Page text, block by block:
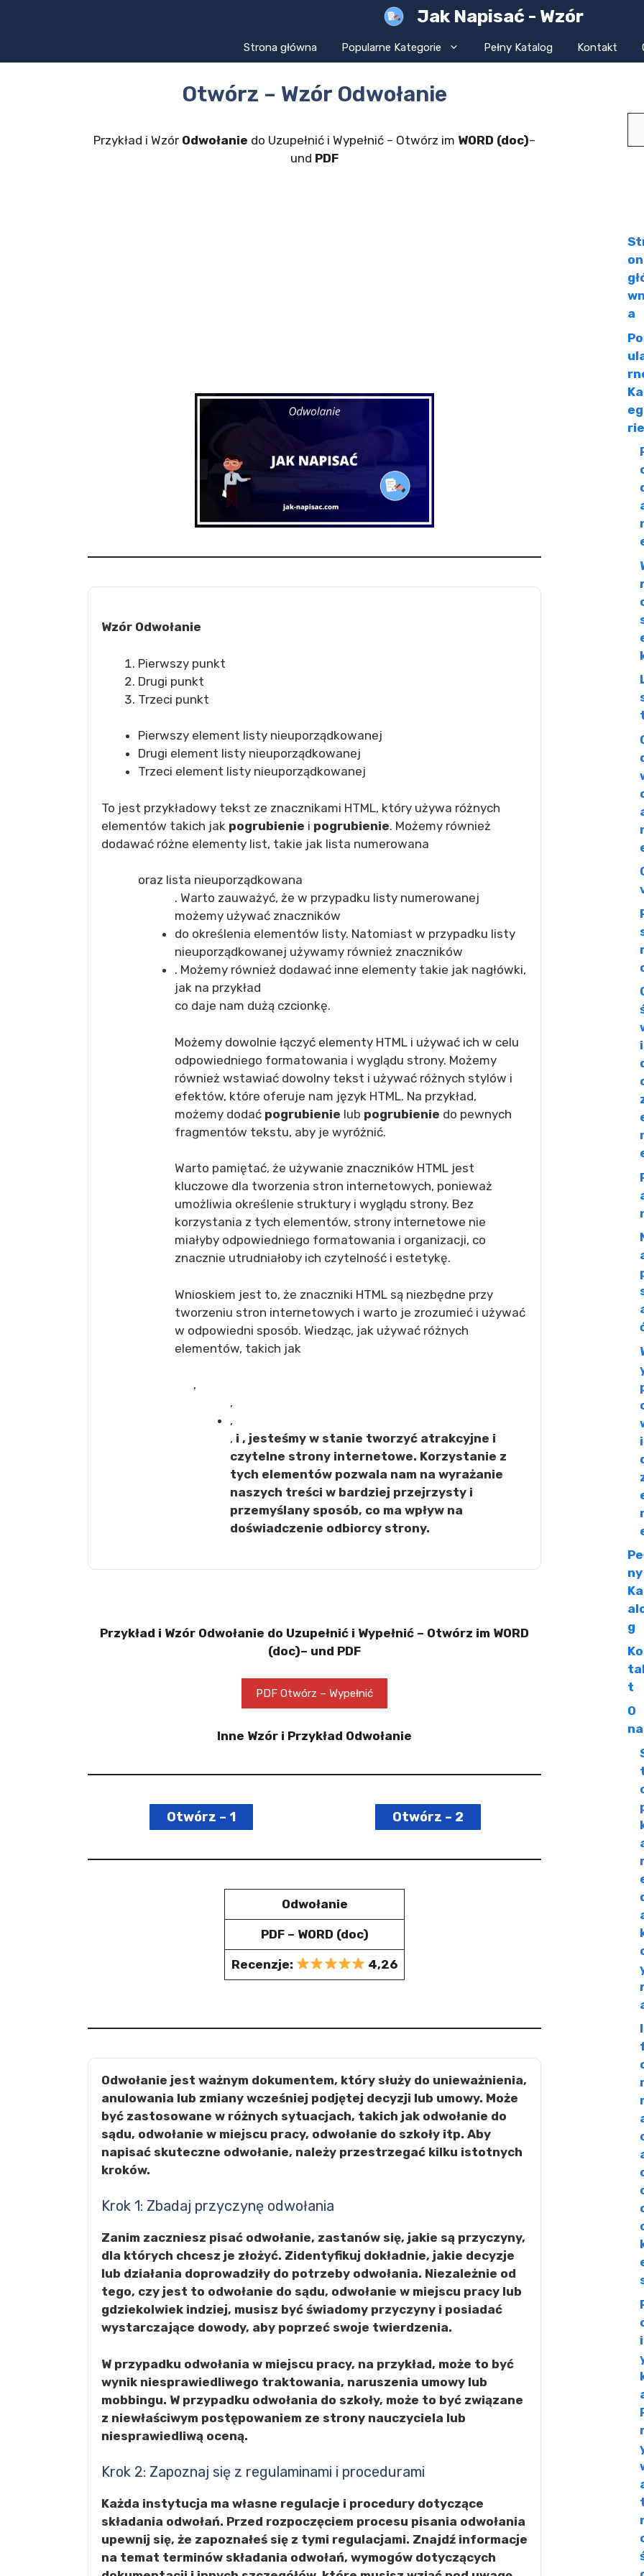
Jak Napisać - Wzór
Strona główna Popularne Kategorie Pełny Katalog Kontakt
Otwórz – Wzór Odwołanie
Przykład i Wzór Odwołanie do Uzupełnić i Wypełnić – Otwórz im WORD (doc)–
und PDF
Wzór Odwołanie
Pierwszy punkt
Drugi punkt
Trzeci punkt
Pierwszy element listy nieuporządkowanej
Drugi element listy nieuporządkowanej
Trzeci element listy nieuporządkowanej
To jest przykładowy tekst ze znacznikami HTML, który używa różnych
elementów takich jak pogrubienie i pogrubienie. Możemy również
dodawać różne elementy list, takie jak lista numerowana
oraz lista nieuporządkowana
. Warto zauważyć, że w przypadku listy numerowanej
możemy używać znaczników
do określenia elementów listy. Natomiast w przypadku listy
nieuporządkowanej używamy również znaczników
. Możemy również dodawać inne elementy takie jak nagłówki,
jak na przykład
co daje nam dużą czcionkę.
Możemy dowolnie łączyć elementy HTML i używać ich w celu
odpowiedniego formatowania i wyglądu strony. Możemy
również wstawiać dowolny tekst i używać różnych stylów i
efektów, które oferuje nam język HTML. Na przykład,
możemy dodać pogrubienie lub pogrubienie do pewnych
fragmentów tekstu, aby je wyróżnić.
Warto pamiętać, że używanie znaczników HTML jest
kluczowe dla tworzenia stron internetowych, ponieważ
umożliwia określenie struktury i wyglądu strony. Bez
korzystania z tych elementów, strony internetowe nie
miałyby odpowiedniego formatowania i organizacji, co
znacznie utrudniałoby ich czytelność i estetykę.
Wnioskiem jest to, że znaczniki HTML są niezbędne przy
tworzeniu stron internetowych i warto je zrozumieć i używać
w odpowiedni sposób. Wiedząc, jak używać różnych
elementów, takich jak
,
,
,
, i , jesteśmy w stanie tworzyć atrakcyjne i
czytelne strony internetowe. Korzystanie z
tych elementów pozwala nam na wyrażanie
naszych treści w bardziej przejrzysty i
przemyślany sposób, co ma wpływ na
doświadczenie odbiorcy strony.
Przykład i Wzór Odwołanie do Uzupełnić i Wypełnić – Otwórz im WORD
(doc)– und PDF
PDF Otwórz – Wypełnić
Inne Wzór i Przykład Odwołanie
Otwórz – 1 Otwórz – 2
Odwołanie
PDF – WORD (doc)
Recenzje: 4,26
Odwołanie jest ważnym dokumentem, który służy do unieważnienia,
anulowania lub zmiany wcześniej podjętej decyzji lub umowy. Może
być zastosowane w różnych sytuacjach, takich jak odwołanie do
sądu, odwołanie w miejscu pracy, odwołanie do szkoły itp. Aby
napisać skuteczne odwołanie, należy przestrzegać kilku istotnych
kroków.
Krok 1: Zbadaj przyczynę odwołania
Zanim zaczniesz pisać odwołanie, zastanów się, jakie są przyczyny,
dla których chcesz je złożyć. Zidentyfikuj dokładnie, jakie decyzje
lub działania doprowadziły do potrzeby odwołania. Niezależnie od
tego, czy jest to odwołanie do sądu, odwołanie w miejscu pracy lub
gdziekolwiek indziej, musisz być świadomy przyczyny i posiadać
wystarczające dowody, aby poprzeć swoje twierdzenia.
W przypadku odwołania w miejscu pracy, na przykład, może to być
wynik niesprawiedliwego traktowania, naruszenia umowy lub
mobbingu. W przypadku odwołania do szkoły, może to być związane
z niewłaściwym postępowaniem ze strony nauczyciela lub
niesprawiedliwą oceną.
Krok 2: Zapoznaj się z regulaminami i procedurami
Każda instytucja ma własne regulacje i procedury dotyczące
składania odwołań. Przed rozpoczęciem procesu pisania odwołania
upewnij się, że zapoznałeś się z tymi regulacjami. Znajdź informacje
na temat terminów składania odwołań, wymogów dotyczących
wn
a
rie
ny
g
t
O